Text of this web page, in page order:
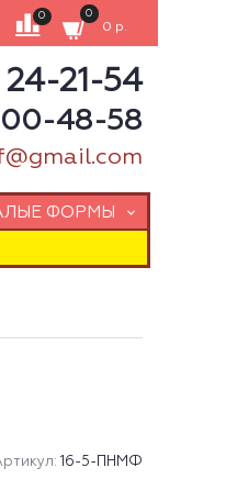
0 0
0 р.
21-54
48-58
ФОРМЫ
16-5-ПНМФ